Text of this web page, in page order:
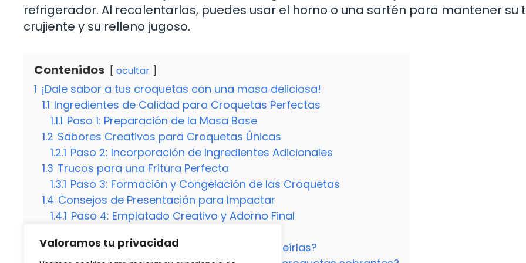
Valoramos tu privacidad
refrigerador. Al recalentarlas, puedes usar el horno o una sartén para mantener su
crujiente y su relleno jugoso.
Contenidos ocultar
1 ¡Dale sabor a tus croquetas con una masa deliciosa!
1.1 Ingredientes de Calidad para Croquetas Perfectas
1.1.1 Paso 1: Preparación de la Masa Base
1.2 Sabores Creativos para Croquetas Únicas
1.2.1 Paso 2: Incorporación de Ingredientes Adicionales
1.3 Trucos para una Fritura Perfecta
1.3.1 Paso 3: Formación y Congelación de las Croquetas
1.4 Consejos de Presentación para Impactar
1.4.1 Paso 4: Emplatado Creativo y Adorno Final
2.1 ¿Puedo congelar las croquetas antes de freírlas?